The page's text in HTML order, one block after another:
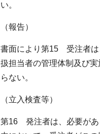
い。
（報告）
書面により第15 受注者は
扱担当者の管理体制及び
らない。
（立入検査等）
第16 発注者は、必要があ